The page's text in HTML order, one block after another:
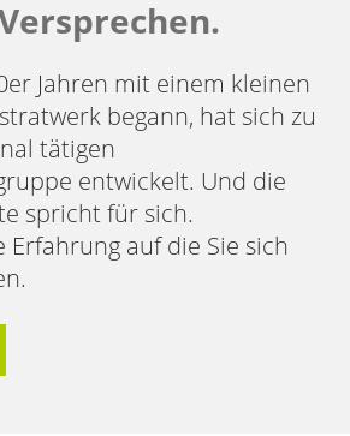
Jahren mit einem kleinen
begann, hat sich zu
tätigen
entwickelt. Und die
spricht für sich.
Erfahrung auf die Sie sich